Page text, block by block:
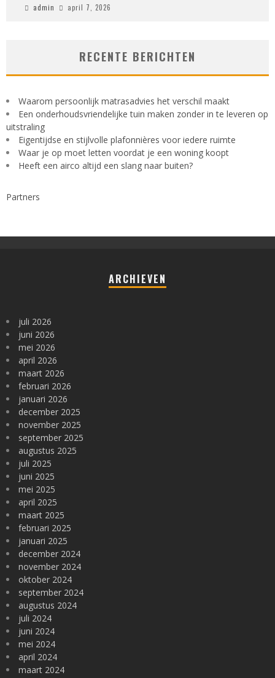
admin april 7, 2026
RECENTE BERICHTEN
Waarom persoonlijk matrasadvies het verschil maakt
Een onderhoudsvriendelijke tuin maken zonder in te leveren op
uitstraling
Eigentijdse en stijlvolle plafonnières voor iedere ruimte
Waar je op moet letten voordat je een woning koopt
Heeft een airco altijd een slang naar buiten?
Partners
ARCHIEVEN
juli 2026
juni 2026
mei 2026
april 2026
maart 2026
februari 2026
januari 2026
december 2025
november 2025
september 2025
augustus 2025
juli 2025
juni 2025
mei 2025
april 2025
maart 2025
februari 2025
januari 2025
december 2024
november 2024
oktober 2024
september 2024
augustus 2024
juli 2024
juni 2024
mei 2024
april 2024
maart 2024